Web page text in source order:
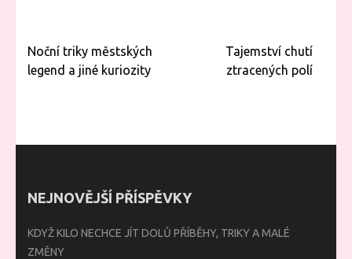
Navigace
pro
Noční triky městských
legend a jiné kuriozity
Tajemství chutí
ztracených polí
NEJNOVĚJŠÍ PŘÍSPĚVKY
KDYŽ KILO NECHCE JÍT DOLŮ PŘÍBĚHY, TRIKY A MALÉ
ZMĚNY